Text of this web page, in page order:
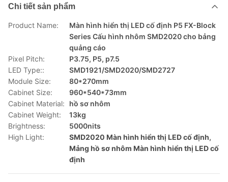
Chi tiết sản phẩm
Product Name:
Màn hình hiển thị LED cố định P5 FX-Block
Series Cấu hình nhôm SMD2020 cho bảng
quảng cáo
Pixel Pitch:
P3.75, P5, p7.5
LED Type::
SMD1921/SMD2020/SMD2727
Module Size:
80*270mm
Cabinet Size:
960*540*73mm
Cabinet Material:
hồ sơ nhôm
Cabinet Weight:
13kg
Brightness:
5000nits
High Light:
SMD2020 Màn hình hiển thị LED cố định,
Mảng hồ sơ nhôm Màn hình hiển thị LED cố
định